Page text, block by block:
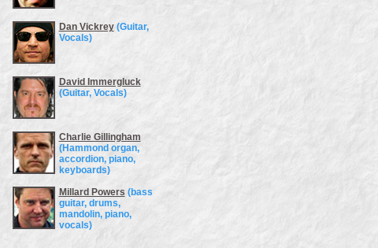
Dan Vickrey (Guitar,
Vocals)
David Immergluck
(Guitar, Vocals)
Charlie Gillingham
(Hammond organ,
accordion, piano,
keyboards)
Millard Powers (bass
guitar, drums,
mandolin, piano,
vocals)